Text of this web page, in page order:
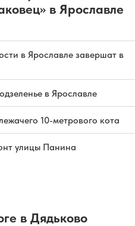
в Ярославле
в Ярославле завершат в
в Ярославле
10-метрового кота
улицы Панина
в Дядьково